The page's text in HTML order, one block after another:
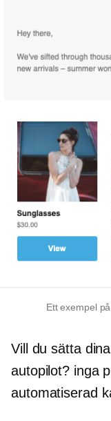
Ett exempel
Vill du sätta
autopilot? inga
automatiserad